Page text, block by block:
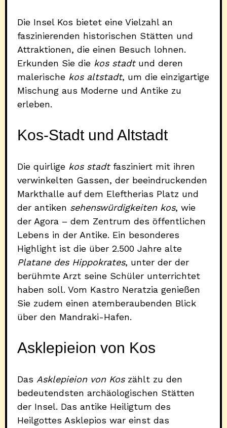
Die Insel Kos bietet eine Vielzahl an
faszinierenden historischen Stätten und
Attraktionen, die einen Besuch lohnen.
Erkunden Sie die kos stadtund deren
malerische kos altstadt, um die einzigartige
Mischung aus Moderne und Antike zu
erleben.
Kos-Stadt und Altstadt
Die quirlige kos stadtfasziniert mit ihren
verwinkelten Gassen, der beeindruckenden
Markthalle auf dem Eleftherias Platz und
der antiken sehenswürdigkeiten kos, wie
der Agora – dem Zentrum des öffentlichen
Lebens in der Antike. Ein besonderes
Highlight ist die über 2.500 Jahre alte
Platane des Hippokrates, unter der der
berühmte Arzt seine Schüler unterrichtet
haben soll. Vom Kastro Neratzia genießen
Sie zudem einen atemberaubenden Blick
über den Mandraki-Hafen.
Asklepieion von Kos
Das Asklepieion von Koszählt zu den
bedeutendsten archäologischen Stätten
der Insel. Das antike Heiligtum des
Heilgottes Asklepios war einst das